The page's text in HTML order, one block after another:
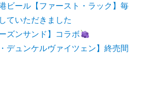
ビール【ファースト・ラック】毎
ていただきました
ズンサンド】コラボ
デュンケルヴァイツェン】終売間